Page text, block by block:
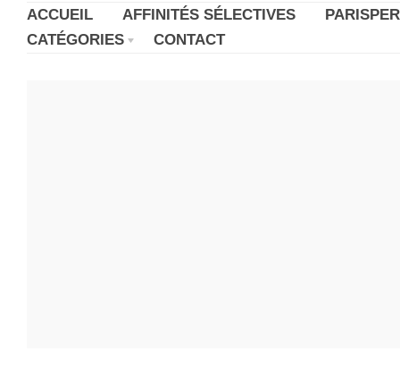
ACCUEIL AFFINITÉS SÉLECTIVES
CATÉGORIES
CONTACT